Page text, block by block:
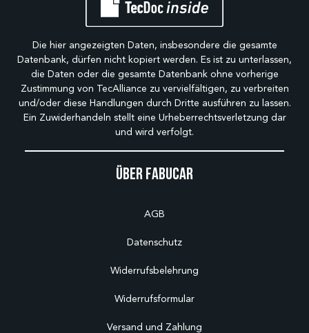
Über Fabucar
AGB
Datenschutz
Widerrufsbelehrung
Widerrufsformular
Versand und Zahlung
Die hier angezeigten Daten, insbesondere die gesamte
Datenbank, dürfen nicht kopiert werden. Es ist zu unterlassen,
die Daten oder die gesamte Datenbank ohne vorherige
Zustimmung von TecAlliance zu vervielfältigen, zu verbreiten
und/oder diese Handlungen durch Dritte ausführen zu lassen.
Ein Zuwiderhandeln stellt eine Urheberrechtsverletzung dar
und wird verfolgt.